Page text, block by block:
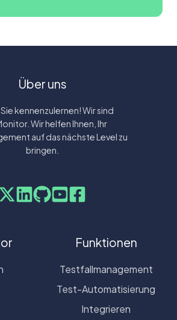
Über uns
kennenzulernen! Wir sind
Wir helfen Ihnen, Ihr
auf das nächste Level zu
bringen.
Funktionen
Testfallmanagement
Test-Automatisierung
Integrieren